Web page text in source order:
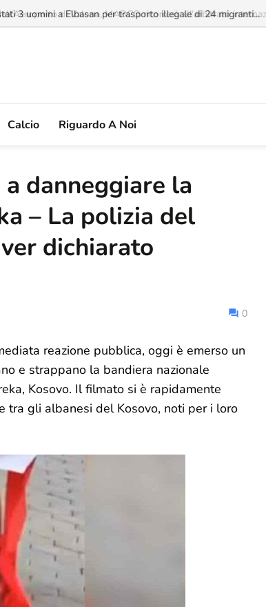
di Valona, MABCO ricorrerà all'arbitrato
Calcio Riguardo A Noi
danneggiare la
– La polizia del
dichiarato
0
reazione pubblica, oggi è emerso un
e strappano la bandiera nazionale
Kosovo. Il filmato si è rapidamente
tra gli albanesi del Kosovo, noti per i loro